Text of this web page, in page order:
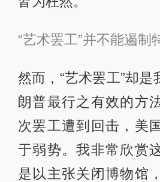
“艺术罢工”并不能遏制
然而，“艺术罢工”却
朗普最行之有效的方
次罢工遭到回击，美
于弱势。我非常欣赏
是以主张关闭博物馆